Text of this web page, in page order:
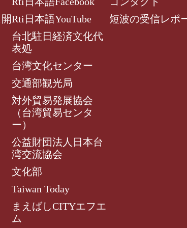
Rti日本語YouTube
台北駐日経済文化代
表処
台湾文化センター
交通部観光局
対外貿易発展協会
（台湾貿易センタ
ー）
公益財団法人日本台
湾交流協会
文化部
Taiwan Today
まえばしCITYエフエ
ム
短波の受信レポ